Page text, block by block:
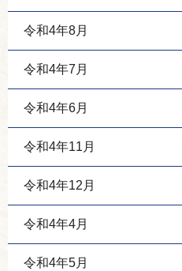
令和4年8月
令和4年7月
令和4年6月
令和4年11月
令和4年12月
令和4年4月
令和4年5月